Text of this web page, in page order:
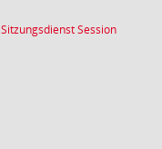
SitzungsdienstSession(Wird in